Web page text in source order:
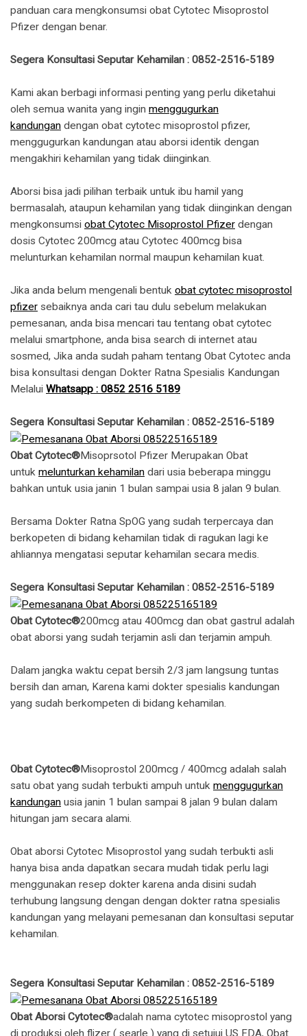
panduan cara mengkonsumsi obat Cytotec Misoprostol
Pfizer dengan benar.
Segera Konsultasi Seputar Kehamilan : 0852-2516-5189
Kami akan berbagi informasi penting yang perlu diketahui
oleh semua wanita yang ingin menggugurkan
kandungan dengan obat cytotec misoprostol pfizer,
menggugurkan kandungan atau aborsi identik dengan
mengakhiri kehamilan yang tidak diinginkan.
Aborsi bisa jadi pilihan terbaik untuk ibu hamil yang
bermasalah, ataupun kehamilan yang tidak diinginkan dengan
mengkonsumsi obat Cytotec Misoprostol Pfizer dengan
dosis Cytotec 200mcg atau Cytotec 400mcg bisa
melunturkan kehamilan normal maupun kehamilan kuat.
Jika anda belum mengenali bentuk obat cytotec misoprostol
pfizer sebaiknya anda cari tau dulu sebelum melakukan
pemesanan, anda bisa mencari tau tentang obat cytotec
melalui smartphone, anda bisa search di internet atau
sosmed, Jika anda sudah paham tentang Obat Cytotec anda
bisa konsultasi dengan Dokter Ratna Spesialis Kandungan
Melalui Whatsapp : 0852 2516 5189
Segera Konsultasi Seputar Kehamilan : 0852-2516-5189
Obat Cytotec®Misoprsotol Pfizer Merupakan Obat
untuk melunturkan kehamilan dari usia beberapa minggu
bahkan untuk usia janin 1 bulan sampai usia 8 jalan 9 bulan.
Bersama Dokter Ratna SpOG yang sudah terpercaya dan
berkopeten di bidang kehamilan tidak di ragukan lagi ke
ahliannya mengatasi seputar kehamilan secara medis.
Segera Konsultasi Seputar Kehamilan : 0852-2516-5189
Obat Cytotec®200mcg atau 400mcg dan obat gastrul adalah
obat aborsi yang sudah terjamin asli dan terjamin ampuh.
Dalam jangka waktu cepat bersih 2/3 jam langsung tuntas
bersih dan aman, Karena kami dokter spesialis kandungan
yang sudah berkompeten di bidang kehamilan.
Obat Cytotec®Misoprostol 200mcg / 400mcg adalah salah
satu obat yang sudah terbukti ampuh untuk menggugurkan
kandungan usia janin 1 bulan sampai 8 jalan 9 bulan dalam
hitungan jam secara alami.
Obat aborsi Cytotec Misoprostol yang sudah terbukti asli
hanya bisa anda dapatkan secara mudah tidak perlu lagi
menggunakan resep dokter karena anda disini sudah
terhubung langsung dengan dengan dokter ratna spesialis
kandungan yang melayani pemesanan dan konsultasi seputar
kehamilan.
Segera Konsultasi Seputar Kehamilan : 0852-2516-5189
Obat Aborsi Cytotec®adalah nama cytotec misoprostol yang
di produksi oleh flizer ( searle ) yang di setujui US FDA, Obat